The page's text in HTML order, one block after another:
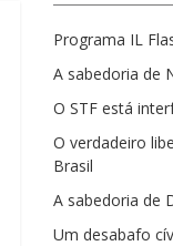
Programa IL
A sabedoria de
O STF está
O verdadeiro
Brasil
A sabedoria de
Um desabafo